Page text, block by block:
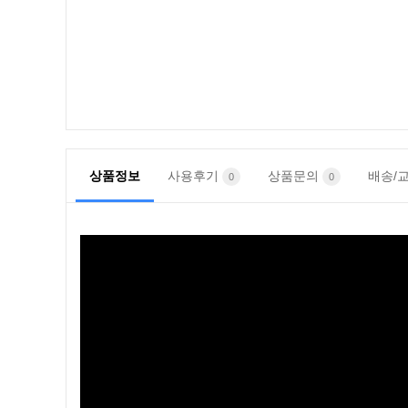
상품정보 사용후기 0 상품문의 0 배송/